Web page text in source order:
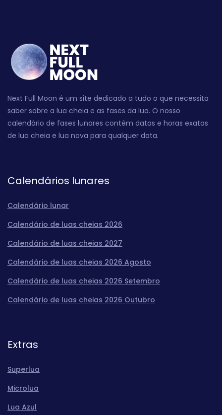
Next Full Moon é um site dedicado a tudo o que necessita
saber sobre a lua cheia e as fases da lua. O nosso
calendário de fases lunares contém datas e horas exatas
de lua cheia e lua nova para qualquer data.
Calendários lunares
Calendário lunar
Calendário de luas cheias 2026
Calendário de luas cheias 2027
Calendário de luas cheias 2026 Agosto
Calendário de luas cheias 2026 Setembro
Calendário de luas cheias 2026 Outubro
Extras
Superlua
Microlua
Lua Azul